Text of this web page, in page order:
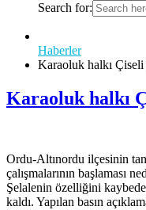
Search for:
Haberler
Karaoluk halkı Çiseli
Karaoluk halkı
Ordu-Altınordu ilçesinin
çalışmalarının başlaması
Şelalenin özelliğini
kaldı. Yapılan basın